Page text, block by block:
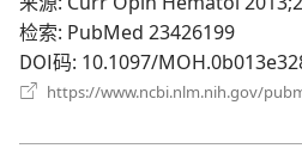
窗
口）
检索‎: PubMed 23426199
DOI码‎: 10.1097/
https://www.ncbi.nlm.nih.gov/